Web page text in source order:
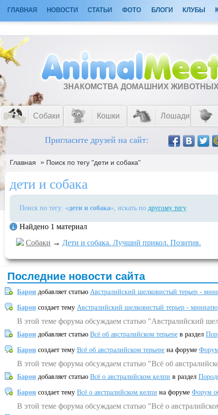
ГЛАВНАЯ НОВОСТИ СТАТЬИ ФОТО БЛОГИ КЛУБЫ
ЗНАКОМСТВА ДОМАШНИХ
Собаки Кошки Лошади
Пригласите друзей на сайт:
Главная » Поиск по тегу "дети и собака"
дети и собака
Поиск по тегу: «дети и собака», искать по другому тегу
Найдено 1 материал
Собаки → Дети и собака. Лучший прикол. Позитив.
Последние новости сайта
Барон добавляет статью Австралийский шелковистый терьер -
Барон создает тему Австралийский шелковистый терьер -
В этой теме форума обсуждаем статью "Австралийский
Барон добавляет статью Всё об австралийском терьере в раздел
Барон создает тему Всё об австралийском терьере на форуме
В этой теме форума обсуждаем статью "Всё об
Барон добавляет статью Всё о австралийском келпи в раздел
Барон создает тему Всё о австралийском келпи на форуме Форум
В этой теме форума обсуждаем статью "Всё о